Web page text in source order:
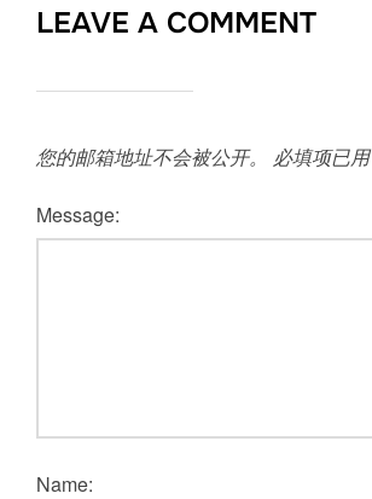
LEAVE A COMMENT
您的邮箱地址不会被公开。 必填项已用
Message:
Name: